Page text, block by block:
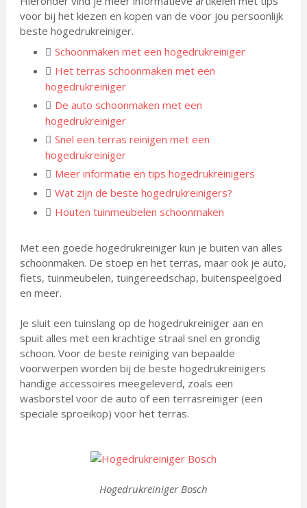
voor bij het kiezen en kopen van de voor jou persoonlijk
beste hogedrukreiniger.
Schoonmaken met een hogedrukreiniger
Het terras schoonmaken met een
hogedrukreiniger
De auto schoonmaken met een
hogedrukreiniger
Snel een terras reinigen met een
hogedrukreiniger
Meer informatie en tips hogedrukreinigers
Wat zijn de beste hogedrukreinigers?
Houten tuinmeubelen schoonmaken
Met een goede hogedrukreiniger kun je buiten van alles
schoonmaken. De stoep en het terras, maar ook je auto,
fiets, tuinmeubelen, tuingereedschap, buitenspeelgoed
en meer.
Je sluit een tuinslang op de hogedrukreiniger aan en
spuit alles met een krachtige straal snel en grondig
schoon. Voor de beste reiniging van bepaalde
voorwerpen worden bij de beste hogedrukreinigers
handige accessoires meegeleverd, zoals een
wasborstel voor de auto of een terrasreiniger (een
speciale sproeikop) voor het terras.
Hogedrukreiniger Bosch